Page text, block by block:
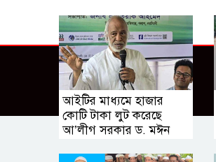
আইটির মাধ্যমে হাজার
কোটি টাকা লুট করেছে
আ’লীগ সরকার ড. মঈন